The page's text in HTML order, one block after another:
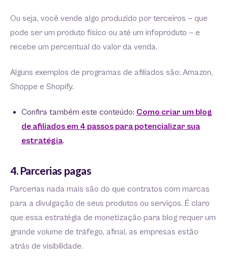
Ou seja, você vende algo produzido por terceiros — que
pode ser um produto físico ou até um infoproduto — e
recebe um percentual do valor da venda.
Alguns exemplos de programas de afiliados são: Amazon,
Shoppe e Shopify.
Confira também este conteúdo: Como criar um blog
de afiliados em 4 passos para potencializar sua
estratégia.
4. Parcerias pagas
Parcerias nada mais são do que contratos com marcas
para a divulgação de seus produtos ou serviços. É claro
que essa estratégia de monetização para blog requer um
grande volume de tráfego, afinal, as empresas estão
atrás de visibilidade.